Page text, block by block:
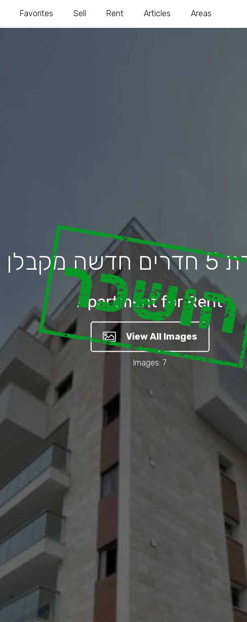
Favorites Sell Rent Articles Areas
הושכר
Apartment for Rent
View All Images
Images: 7